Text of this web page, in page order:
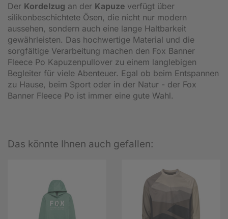
Der Kordelzug an der Kapuze verfügt über
silikonbeschichtete Ösen, die nicht nur modern
aussehen, sondern auch eine lange Haltbarkeit
gewährleisten. Das hochwertige Material und die
sorgfältige Verarbeitung machen den Fox Banner
Fleece Po Kapuzenpullover zu einem langlebigen
Begleiter für viele Abenteuer. Egal ob beim Entspannen
zu Hause, beim Sport oder in der Natur - der Fox
Banner Fleece Po ist immer eine gute Wahl.
Das könnte Ihnen auch gefallen: